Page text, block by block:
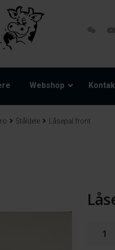
Webshop
Ståldele
Låsepal front